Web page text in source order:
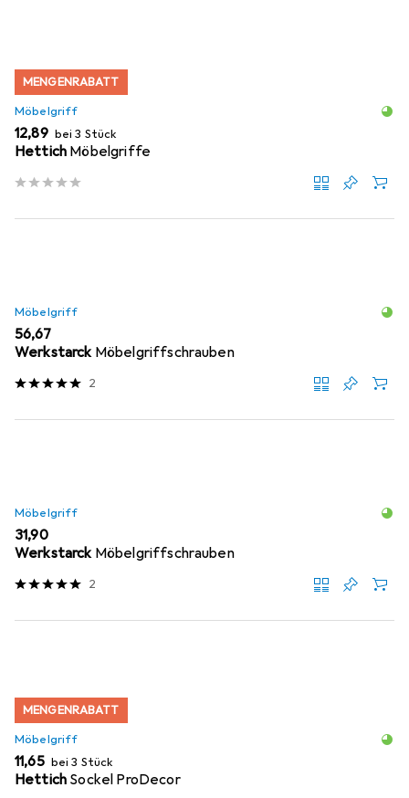
MENGENRABATT
Möbelgriff
EUR
12,89 bei 3 Stück
Hettich Möbelgriffe
Möbelgriff
EUR
56,67
Werkstarck Möbelgriffschrauben
2
Möbelgriff
EUR
31,90
Werkstarck Möbelgriffschrauben
2
MENGENRABATT
Möbelgriff
EUR
11,65 bei 3 Stück
Hettich Sockel ProDecor